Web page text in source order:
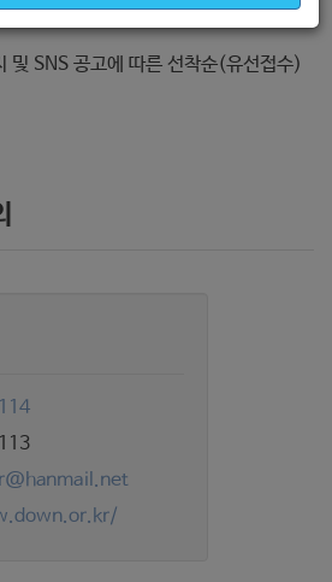
및 SNS 공고에 따른 선착순(유선접수)